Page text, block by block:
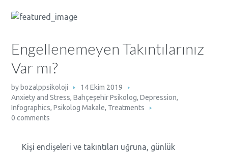
Engellenemeyen Takıntılarınız
Var mı?
by bozalppsikoloji
14 Ekim 2019
Anxiety and Stress,Bahçeşehir Psikolog,Depression,
Infographics,Psikolog Makale, Treatments
0 comments
Kişi endişeleri ve takıntıları uğruna, günlük